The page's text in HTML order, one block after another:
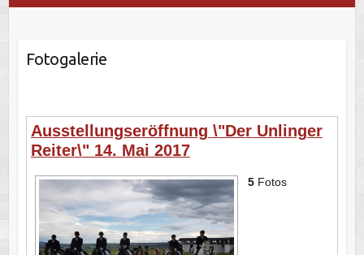
Fotogalerie
Ausstellungseröffnung \"Der Unlinger
Reiter\" 14. Mai 2017
5Fotos